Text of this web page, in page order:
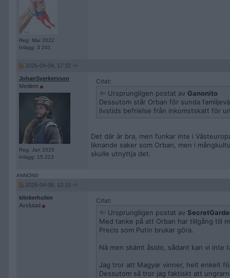
Reg: Mar 2022
Inlägg: 3 241
2026-04-04, 17:32
JohanSverkersson
Medlem
Reg: Jan 2015
Inlägg: 15 213
Citat:
Ursprungligen postat av Ganonito
Dessutom står Orban för sunda
livstids befrielse från inkomstskatt för
Det där är bra, men funkar inte i
liknande saker som Orban, men i
skulle utnyttja det.
2026-04-06, 12:15
klinkerhofen
Avslutad
Citat:
Ursprungligen postat av
Med tanke på att Orban har tillgång till
Precis som Putin brukar göra.
Nä men skämt åsido, sådant kan vi inte
Jag tror att Magyar vinner, helt enkelt
Dessutom så tror jag faktiskt att